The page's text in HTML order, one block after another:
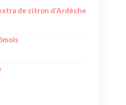
de citron d'Ardèche